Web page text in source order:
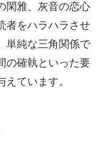
閑雅、灰音の恋心
者をハラハラさせ
単純な三角関係で
の確執といった要
ています。